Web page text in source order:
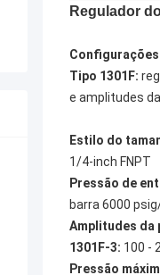
Regulador
Tipo 1301F:
e amplitudes
Estilo do
1/4-inch FNPT
Pressão de
barra 6000
Amplitudes da
1301F-3: 100 -
Pressão